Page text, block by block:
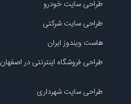
طراحی سایت خودرو
طراحی سایت شرکتی
هاست ویندوز ایران
طراحی فروشگاه اینترنتی در اصفهان
طراحی سایت شهرداری